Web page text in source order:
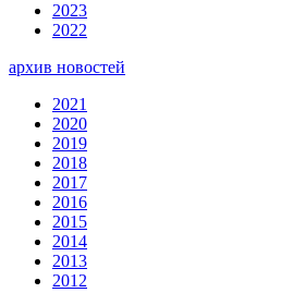
2023
2022
архив новостей
2021
2020
2019
2018
2017
2016
2015
2014
2013
2012